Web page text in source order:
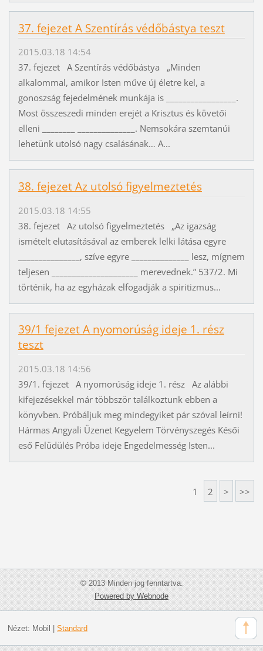
37. fejezet A Szentírás védőbástya teszt
2015.03.18 14:54
37. fejezet A Szentírás védőbástya „Minden
alkalommal, amikor Isten műve új életre kel, a
gonoszság fejedelmének munkája is _________________.
Most összeszedi minden erejét a Krisztus és követői
elleni ________ ______________. Nemsokára szemtanúi
lehetünk utolsó nagy csalásának… A...
38. fejezet Az utolsó figyelmeztetés
2015.03.18 14:55
38. fejezet Az utolsó figyelmeztetés „Az igazság
ismételt elutasításával az emberek lelki látása egyre
_______________, szíve egyre ______________ lesz, mígnem
teljesen _____________________ merevednek.” 537/2. Mi
történik, ha az egyházak elfogadják a spiritizmus...
39/1 fejezet A nyomorúság ideje 1. rész
teszt
2015.03.18 14:56
39/1. fejezet A nyomorúság ideje 1. rész Az alábbi
kifejezésekkel már többször találkoztunk ebben a
könyvben. Próbáljuk meg mindegyiket pár szóval leírni!
Hármas Angyali Üzenet Kegyelem Törvényszegés Késői
eső Felüdülés Próba ideje Engedelmesség Isten...
1 2 > >>
© 2013 Minden jog fenntartva.
Powered by Webnode
Nézet: Mobil Standard